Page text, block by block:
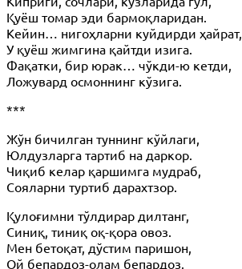
Қуёш томар эди бармоқларидан.
Кейин… нигоҳларни куйдирди ҳайрат,
У қуёш жимгина қайтди изига.
Фақатки, бир юрак… чўкди-ю кетди,
Ложувард осмоннинг кўзига.
***
Жўн бичилган туннинг кўйлаги,
Юлдузларга тартиб на даркор.
Чиқиб келар қаршимга мудраб,
Сояларни туртиб дарахтзор.
Қулоғимни тўлдирар дилтанг,
Синиқ, тиниқ оқ-қора овоз.
Мен бетоқат, дўстим паришон,
Ой бепардоз-олам бепардоз.